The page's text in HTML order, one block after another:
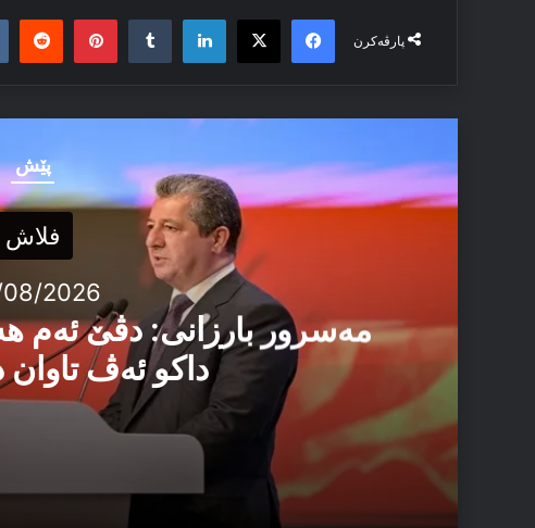
پارڤەکرن
Facebook
X
LinkedIn
Tumblr
پێش
فلاش
2026
مەسرور بارزانی: دڤێ ئەم
داکو ئەڤ تاوان
04/08/2026
مەسرور بارزانی: دڤێ ئەم هەموو ب هەڤ را کاربکن